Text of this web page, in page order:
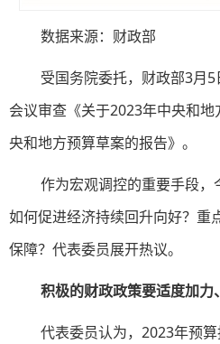
数据来源：财政部
受国务院委托，财政部3月
会议审查《关于2023年中央和
央和地方预算草案的报告》。
作为宏观调控的重要手段，
如何促进经济持续回升向好？重
保障？代表委员展开热议。
积极的财政政策要适度加力
代表委员认为，2023年预